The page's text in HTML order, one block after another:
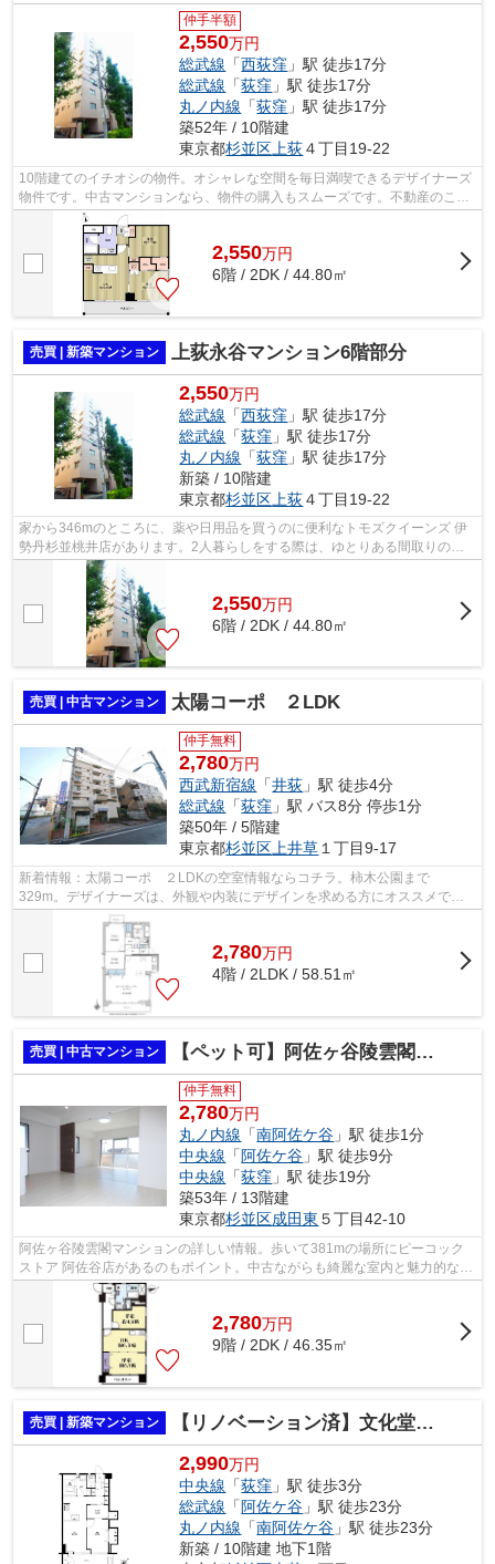
仲手半額
2,550万円
総武線 「西荻窪 」駅 徒歩17分
総武線 「荻窪 」駅 徒歩17分
丸ノ内線 「荻窪 」駅 徒歩17分
築52年 / 10階建
東京都杉並区 上荻４丁目19-22
10階建てのイチオシの物件。オシャレな空間を毎日満喫できるデザイナーズ
物件です。中古マンションなら、物件の購入もスムーズです。不動産のこと
で悩みがあるなら、株式会社オブライ...
2,550万円
6階 / 2DK / 44.80㎡
売買 | 新築マンション 上荻永谷マンション6階部分
2,550万円
総武線 「西荻窪 」駅 徒歩17分
総武線 「荻窪 」駅 徒歩17分
丸ノ内線 「荻窪 」駅 徒歩17分
新築 / 10階建
東京都杉並区 上荻４丁目19-22
家から346mのところに、薬や日用品を買うのに便利なトモズクイーンズ 伊
勢丹杉並桃井店があります。2人暮らしをする際は、ゆとりある間取りの
2DK。10階建てのオススメの建物がコチラで...
2,550万円
6階 / 2DK / 44.80㎡
売買 | 中古マンション 太陽コーポ ２LDK
仲手無料
2,780万円
西武新宿線 「井荻 」駅 徒歩4分
総武線 「荻窪 」駅 バス8分 停歩1分
築50年 / 5階建
東京都杉並区上井草１丁目9-17
新着情報：太陽コーポ ２LDKの空室情報ならコチラ。柿木公園まで
329m。デザイナーズは、外観や内装にデザインを求める方にオススメで
す。共有部分も清潔感があり、綺麗な中古マンショ...
2,780万円
4階 / 2LDK / 58.51㎡
売買 | 中古マンション 【ペット可】阿佐ヶ谷陵雲閣マンション ９階部分
仲手無料
2,780万円
丸ノ内線 「南阿佐ケ谷 」駅 徒歩1分
中央線 「 阿佐ケ谷 」駅 徒歩9分
中央線 「荻窪 」駅 徒歩19分
築53年 / 13階建
東京都杉並区成田東 ５丁目42-10
阿佐ヶ谷陵雲閣マンションの詳しい情報。歩いて381mの場所にピーコック
ストア 阿佐谷店があるのもポイント。中古ながらも綺麗な室内と魅力的な住
環境のマンションです。周辺環境も良好...
2,780万円
9階 / 2DK / 46.35㎡
売買 | 新築マンション 【リノベーション済】文化堂ビル
2,990万円
中央線 「荻窪 」駅 徒歩3分
総武線 「 阿佐ケ谷 」駅 徒歩23分
丸ノ内線 「南阿佐ケ谷 」駅 徒歩23分
新築 / 10階建 地下1階